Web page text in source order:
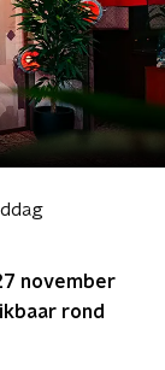
november
rond